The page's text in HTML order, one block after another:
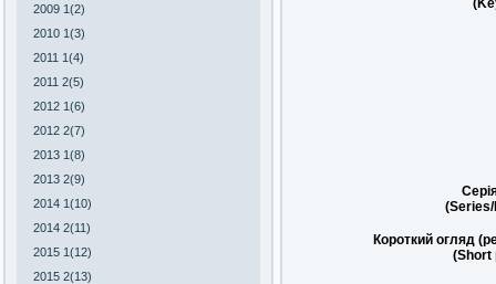
2009 1(2)
2010 1(3)
2011 1(4)
2011 2(5)
2012 1(6)
2012 2(7)
2013 1(8)
2013 2(9)
2014 1(10)
2014 2(11)
2015 1(12)
2015 2(13)
Короткий огляд
(Short